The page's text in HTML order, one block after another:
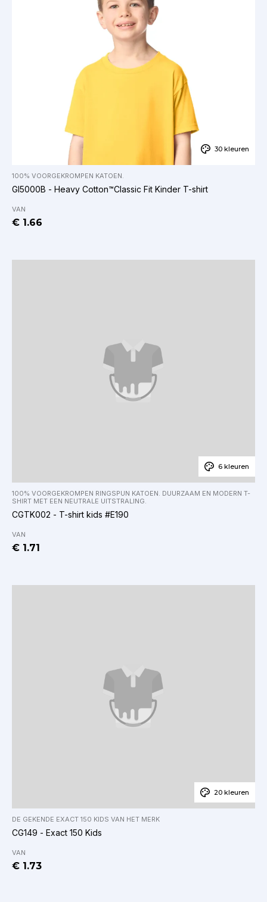
30 kleuren
100% VOORGEKROMPEN KATOEN.
GI5000B - Heavy Cotton™Classic Fit Kinder T-shirt
VAN
€ 1.66
6 kleuren
100% VOORGEKROMPEN RINGSPUN KATOEN. DUURZAAM EN MODERN T-
SHIRT MET EEN NEUTRALE UITSTRALING.
CGTK002 - T-shirt kids #E190
VAN
€ 1.71
20 kleuren
DE GEKENDE EXACT 150 KIDS VAN HET MERK
CG149 - Exact 150 Kids
VAN
€ 1.73